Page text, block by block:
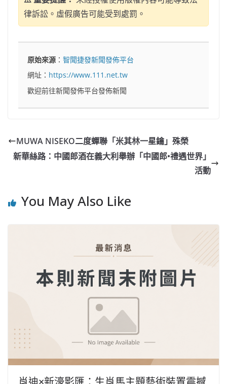
律訴訟。虛假廣告可能受到處罰。
原始來源 ：智聞捷發新聞發佈平台
網址： https://www.111.net.tw
歡迎前往新聞發佈平台發佈新聞
MUWA NISEKO二度蟬聯「米其林一星鑰」殊榮
新華絲路：中國郎酒在義大利舉辦「中國郎•禮遇世界」
活動
You May Also Like